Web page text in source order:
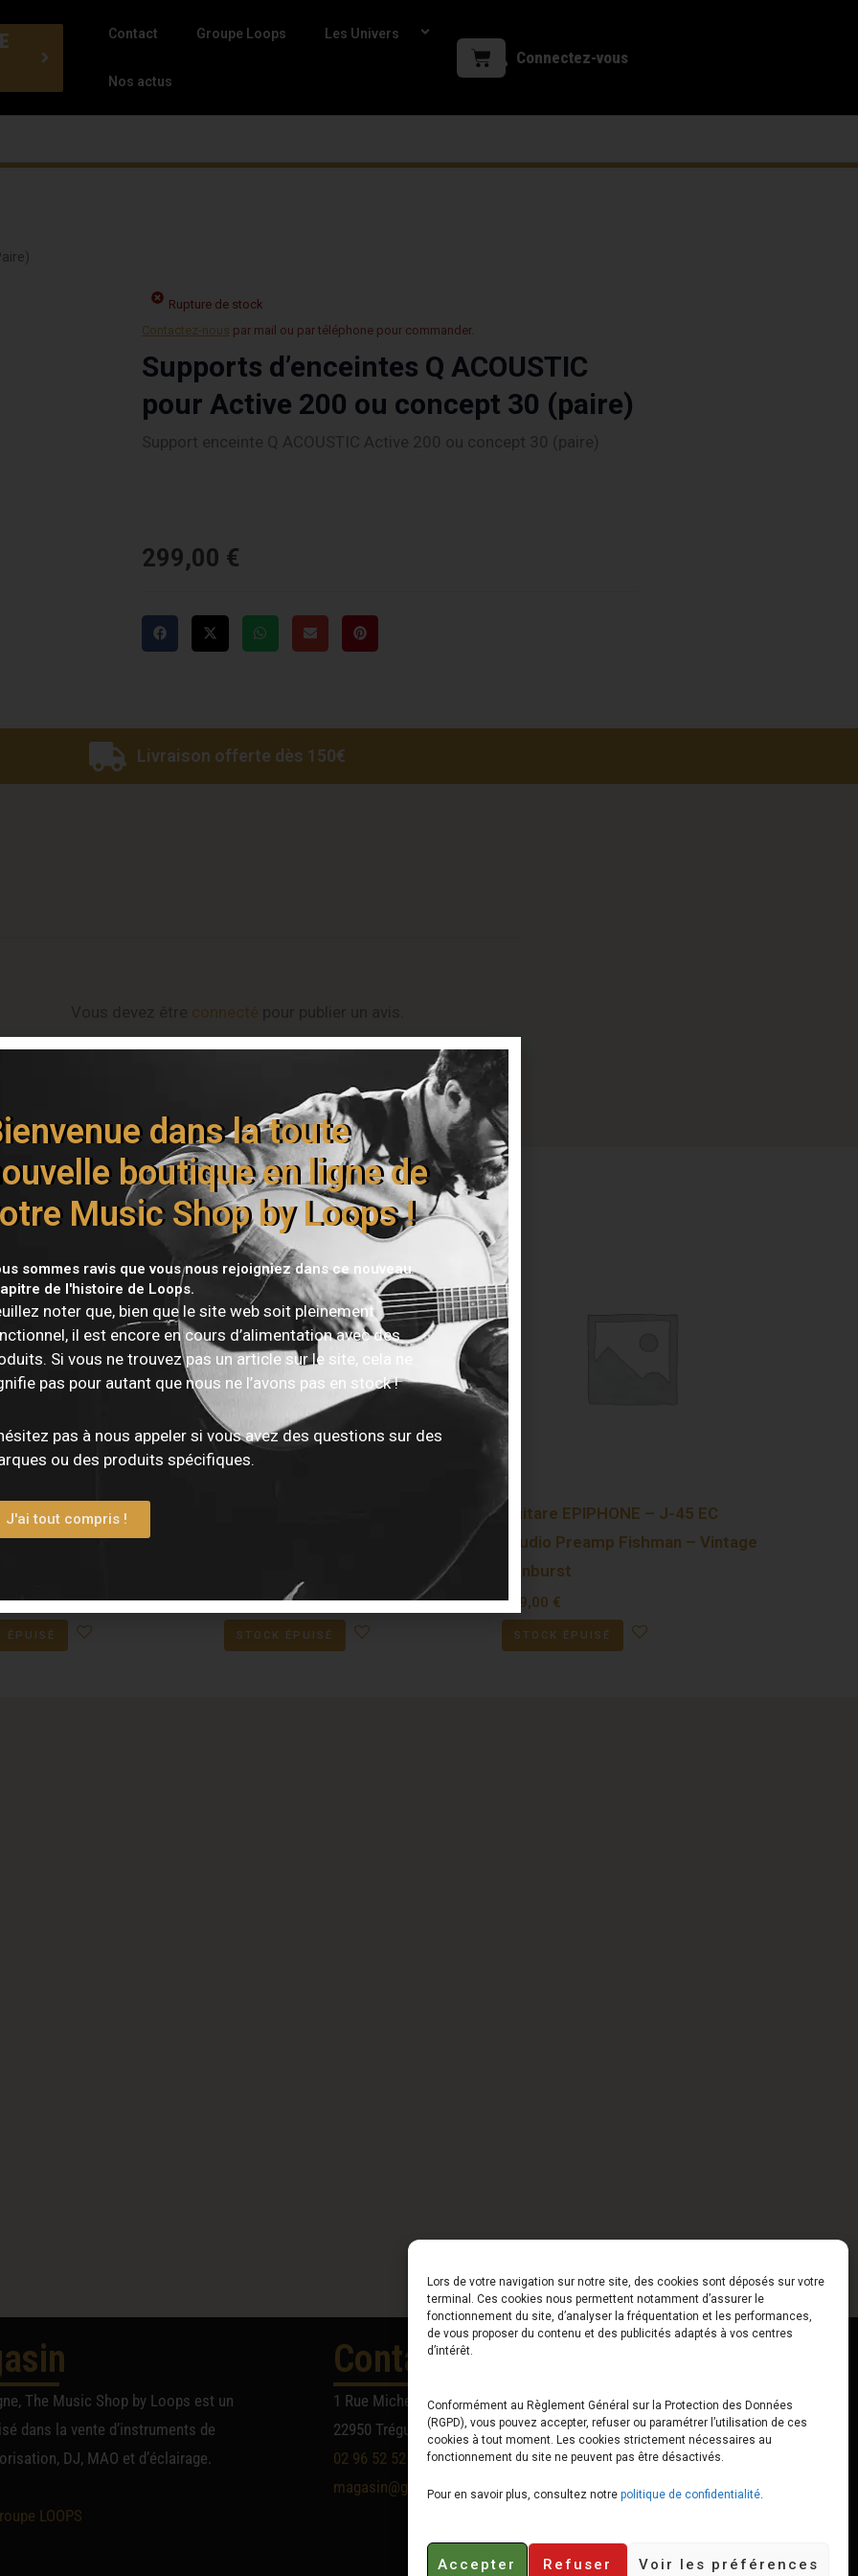
Lors de votre navigation sur notre site, des cookies sont déposés sur votre
terminal. Ces cookies nous permettent notamment d’assurer le
fonctionnement du site, d’analyser la fréquentation et les performances,
de vous proposer du contenu et des publicités adaptés à vos centres
d’intérêt.
Conformément au Règlement Général sur la Protection des Données
(RGPD), vous pouvez accepter, refuser ou paramétrer l’utilisation de ces
cookies à tout moment. Les cookies strictement nécessaires au
fonctionnement du site ne peuvent pas être désactivés.
Pour en savoir plus, consultez notre politique de confidentialité.
Accepter Refuser Voir les préférences
Contact Groupe Loops Les Univers
Nos actus
Connectez-vous
Rupture de stock
Contactez-nous par mail ou par téléphone pour commander.
Supports d’enceintes Q ACOUSTIC
pour Active 200 ou concept 30 (paire)
Support enceinte Q ACOUSTIC Active 200 ou concept 30 (paire)
299,00 €
Livraison offerte dès 150€
connecté
EPIPHONE – Les Paul
Tobacco Sunburst
ÉPUISÉ STOCK ÉPUISÉ
Guitare EPIPHONE – J-45 EC
Studio Preamp Fishman – Vintage
Sunburst
449,00 €
STOCK ÉPUISÉ
The Music Shop by Loops est un
dans la vente d’instruments de
DJ, MAO et d’éclairage.
LOOPS
Contact
1 Rue Michel Audiard
22950 Trégueux
02 96 52 52 52
magasin@groupe-loops.fr
Du Lundi au Vendredi
10h00 – 12h30 // 14h00 –
19h00
Le Samedi
18h00
dans la toute
boutique en ligne de
Music Shop by Loops !
sommes ravis que vous nous rejoigniez dans ce nouveau
de l'histoire de Loops.
noter que, bien que le site web soit pleinement
il est encore en cours d’alimentation avec des
Si vous ne trouvez pas un article sur le site, cela ne
pas pour autant que nous ne l’avons pas en stock !
pas à nous appeler si vous avez des questions sur des
ou des produits spécifiques.
J'ai tout compris !